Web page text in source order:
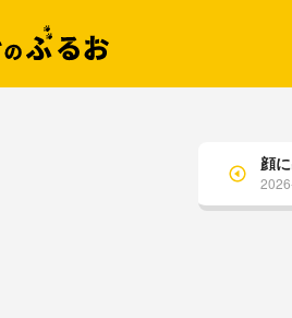
顔